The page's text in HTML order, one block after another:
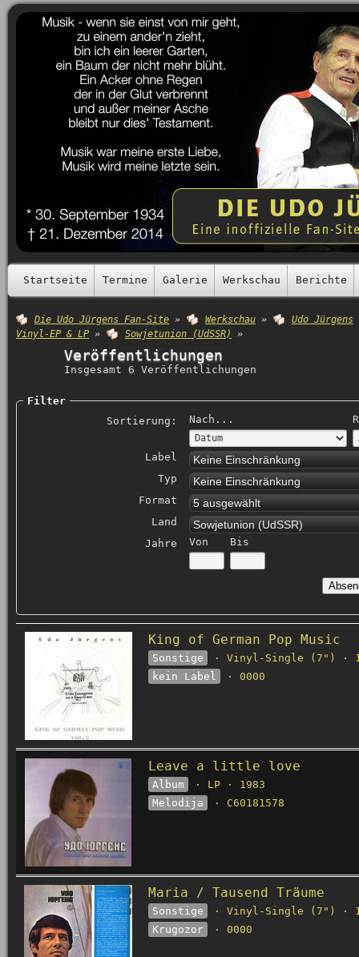
Startseite Termine Galerie Werkschau Berichte
Die Udo Jürgens Fan-Site » Werkschau » Udo Jürgens
Vinyl-EP & LP » Sowjetunion (UdSSR) »
Veröffentlichungen
Insgesamt 6 Veröffentlichungen
Filter
Sortierung:
Nach...
Label Keine Einschränkung
Typ Keine Einschränkung
Format 5 ausgewählt
Land Sowjetunion (UdSSR)
Jahre Von Bis
King of German Pop Music
Sonstige
· Vinyl-Single (7") ·
kein Label
· 0000
Leave a little love
Album
· LP · 1983
Melodija
· C60181578
Maria / Tausend Träume
Sonstige
· Vinyl-Single (7") ·
Krugozor
· 0000